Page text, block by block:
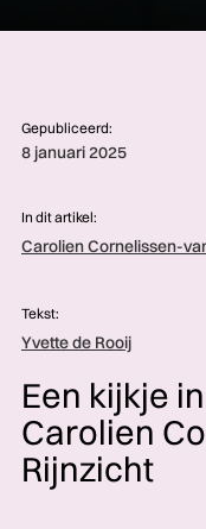
Gepubliceerd:
8 januari 2025
In dit artikel:
Carolien Cornelissen-
Tekst:
Yvette de Rooij
Een kijkje
Carolien
Rijnzicht